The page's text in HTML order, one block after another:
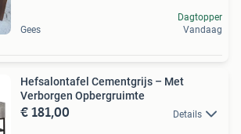
Gees
Dagtopper
Vandaag
Hefsalontafel Cementgrijs – Met
Verborgen Opbergruimte
€ 181,00 Details